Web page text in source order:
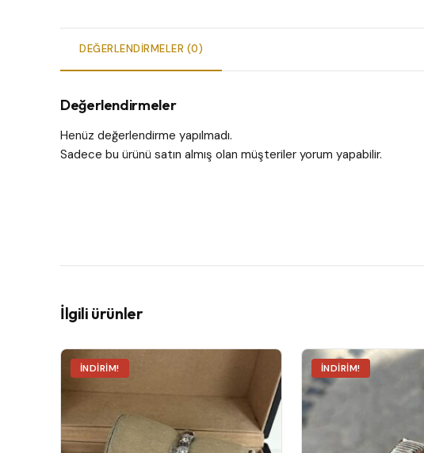
DEĞERLENDIRMELER (0)
Değerlendirmeler
Henüz değerlendirme yapılmadı.
Sadece bu ürünü satın almış olan müşteriler yorum yapabilir.
İlgili ürünler
İNDIRIM! İNDIRIM!